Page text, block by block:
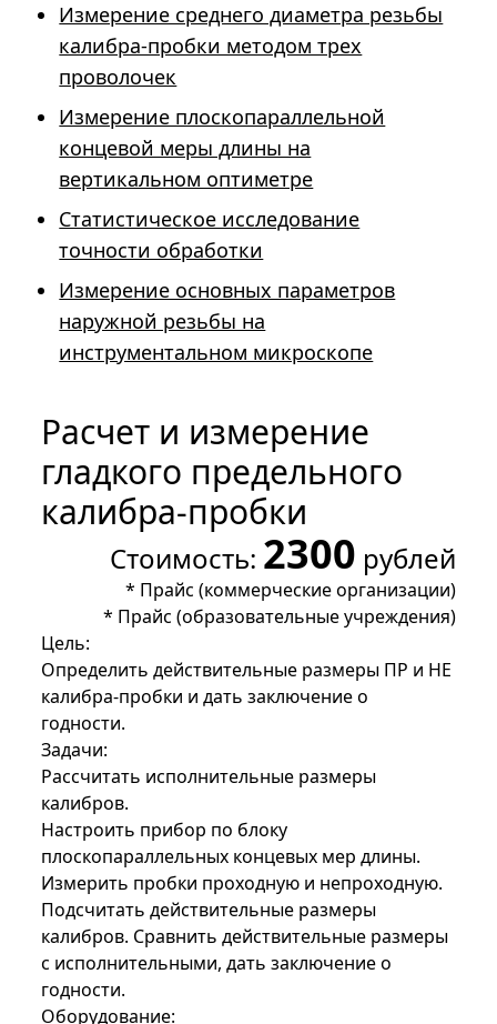
Измерение среднего диаметра резьбы
калибра-пробки методом трех
проволочек
Измерение плоскопараллельной
концевой меры длины на
вертикальном оптиметре
Статистическое исследование
точности обработки
Измерение основных параметров
наружной резьбы на
инструментальном микроскопе
Расчет и измерение
гладкого предельного
калибра-пробки
Стоимость: 2300 рублей
* Прайс (коммерческие организации)
* Прайс (образовательные учреждения)
Цель:
Определить действительные размеры ПР и НЕ
калибра-пробки и дать заключение о
годности.
Задачи:
Рассчитать исполнительные размеры
калибров.
Настроить прибор по блоку
плоскопараллельных концевых мер длины.
Измерить пробки проходную и непроходную.
Подсчитать действительные размеры
калибров. Сравнить действительные размеры
с исполнительными, дать заключение о
годности.
Оборудование: